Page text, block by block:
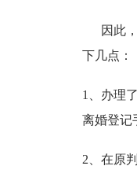
因此，
下几点：
1、办理
离婚登记
2、在原